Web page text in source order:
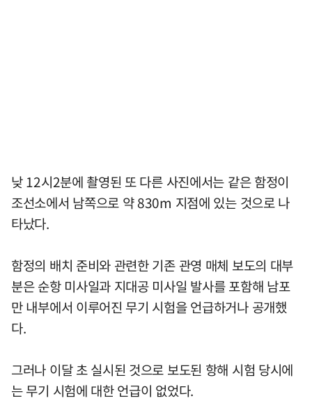
낮 12시2분에 촬영된 또 다른 사진에서는 같은 함정이
조선소에서 남쪽으로 약 830m 지점에 있는 것으로 나
타났다.
함정의 배치 준비와 관련한 기존 관영 매체 보도의 대부
분은 순항 미사일과 지대공 미사일 발사를 포함해 남포
만 내부에서 이루어진 무기 시험을 언급하거나 공개했
다.
그러나 이달 초 실시된 것으로 보도된 항해 시험 당시에
는 무기 시험에 대한 언급이 없었다.